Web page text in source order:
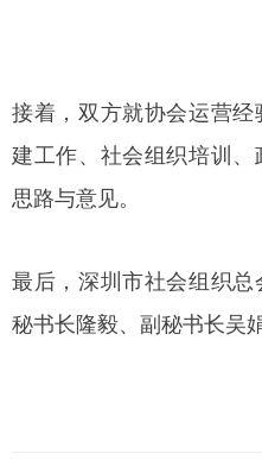
接着，双方就协会运营
建工作、社会组织培训
思路与意见。
最后，深圳市社会组织总
秘书长隆毅、副秘书长吴